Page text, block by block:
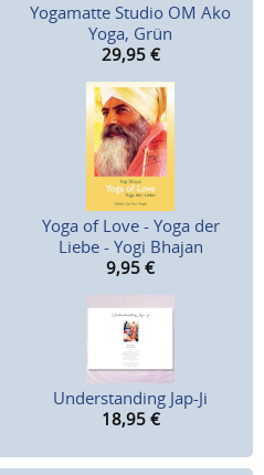
Yogamatte Studio OM Ako
Yoga, Grün
29,95 €
Yoga of Love - Yoga der
Liebe - Yogi Bhajan
9,95 €
Understanding Jap-Ji
18,95 €